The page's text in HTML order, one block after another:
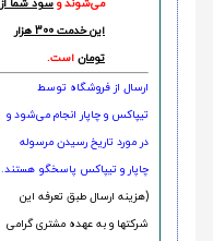
می‌شوند و سود شما از
این خدمت 300 هزار
تومان است.
ارسال از فروشگاه توسط
تیپاکس و چاپار انجام می‌شود و
در مورد تاریخ رسیدن مرسوله
چاپار و تیپاکس پاسخگو هستند.
(هزینه ارسال طبق تعرفه این
شرکتها و به عهده مشتری گرامی